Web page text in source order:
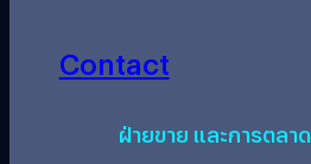
Contact
ฝ่ายขาย และการตลาด